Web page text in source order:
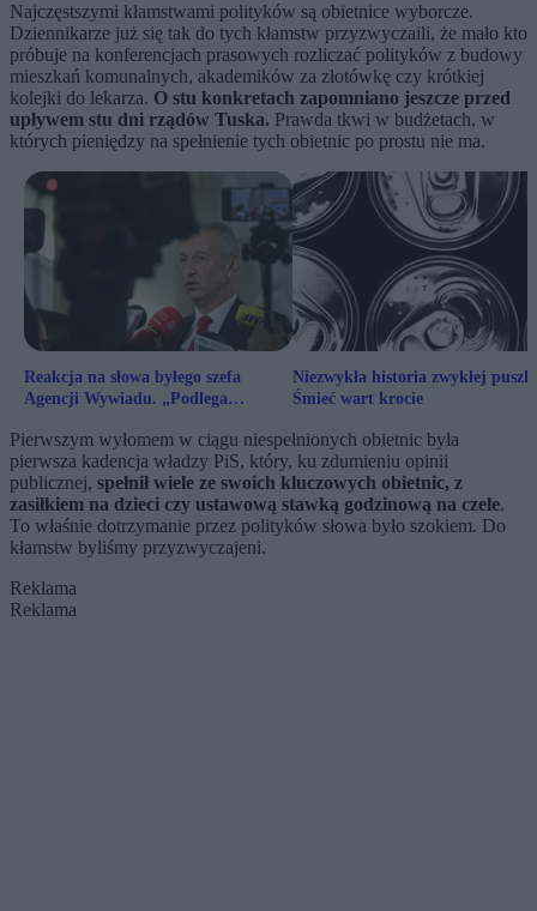
Najczęstszymi kłamstwami polityków są obietnice wyborcze.
Dziennikarze już się tak do tych kłamstw przyzwyczaili, że mało kto
próbuje na konferencjach prasowych rozliczać polityków z budowy
mieszkań komunalnych, akademików za złotówkę czy krótkiej
kolejki do lekarza. O stu konkretach zapomniano jeszcze przed
upływem stu dni rządów Tuska. Prawda tkwi w budżetach, w
których pieniędzy na spełnienie tych obietnic po prostu nie ma.
Reakcja na słowa byłego szefa
Agencji Wywiadu. „Podlega
Niezwykła historia zwykłej
Śmieć wart krocie
Pierwszym wyłomem w ciągu niespełnionych obietnic była
pierwsza kadencja władzy PiS, który, ku zdumieniu opinii
publicznej, spełnił wiele ze swoich kluczowych obietnic, z
zasiłkiem na dzieci czy ustawową stawką godzinową na czele.
To właśnie dotrzymanie przez polityków słowa było szokiem. Do
kłamstw byliśmy przyzwyczajeni.
Reklama
Reklama